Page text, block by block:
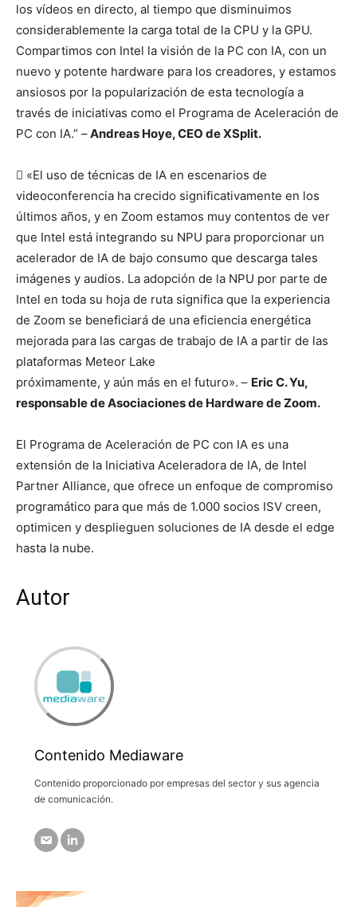
los vídeos en directo, al tiempo que disminuimos
considerablemente la carga total de la CPU y la GPU.
Compartimos con Intel la visión de la PC con IA, con un
nuevo y potente hardware para los creadores, y estamos
ansiosos por la popularización de esta tecnología a
través de iniciativas como el Programa de Aceleración de
PC con IA.” –Andreas Hoye, CEO de XSplit.
 «El uso de técnicas de IA en escenarios de
videoconferencia ha crecido significativamente en los
últimos años, y en Zoom estamos muy contentos de ver
que Intel está integrando su NPU para proporcionar un
acelerador de IA de bajo consumo que descarga tales
imágenes y audios. La adopción de la NPU por parte de
Intel en toda su hoja de ruta significa que la experiencia
de Zoom se beneficiará de una eficiencia energética
mejorada para las cargas de trabajo de IA a partir de las
plataformas Meteor Lake
próximamente, y aún más en el futuro». – Eric C. Yu,
responsable de Asociaciones de Hardware de Zoom.
El Programa de Aceleración de PC con IA es una
extensión de la Iniciativa Aceleradora de IA, de Intel
Partner Alliance, que ofrece un enfoque de compromiso
programático para que más de 1.000 socios ISV creen,
optimicen y desplieguen soluciones de IA desde el edge
hasta la nube.
Autor
Contenido Mediaware
Contenido proporcionado por empresas del sector y sus agencia
de comunicación.